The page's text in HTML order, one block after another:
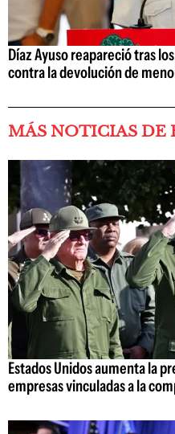
Díaz Ayuso reapareció tras
contra la devolución de
MÁS NOTICIAS DE
Estados Unidos aumenta la
empresas vinculadas a la